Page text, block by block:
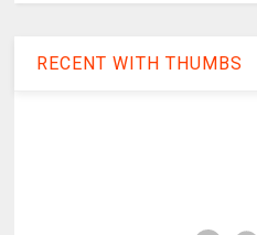
RECENT WITH THUMBS